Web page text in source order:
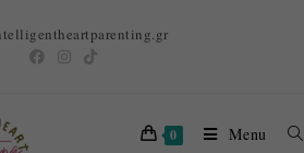
0 Menu